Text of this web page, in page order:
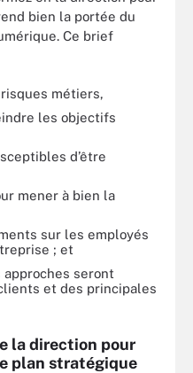
bien la portée du
Ce brief
métiers,
les objectifs
d’être
mener à bien la
sur les employés
; et
seront
et des principales
la direction pour
plan stratégique